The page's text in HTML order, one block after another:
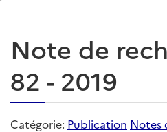
Note de
82 - 2019
Catégorie: Publication Notes